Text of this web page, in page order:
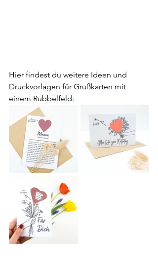
Hier findest du weitere Ideen und
Druckvorlagen für Grußkarten mit
einem Rubbelfeld: